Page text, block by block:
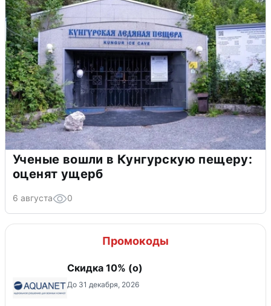
Ученые вошли в Кунгурскую пещеру:
оценят ущерб
6 августа 0
Промокоды
Скидка 10% (о)
До 31 декабря, 2026